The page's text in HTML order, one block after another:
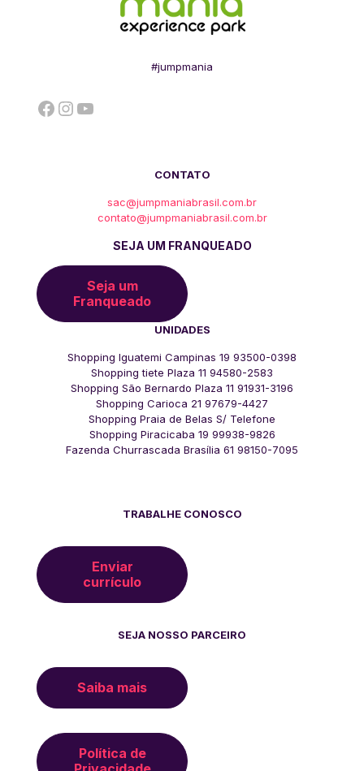
#jumpmania
Facebook
Instagram
YouTube
CONTATO
sac@jumpmaniabrasil.com.br
contato@jumpmaniabrasil.com.br
SEJA UM FRANQUEADO
Seja um
Franqueado
UNIDADES
Shopping Iguatemi Campinas 19 93500-0398
Shopping tiete Plaza 11 94580-2583
Shopping São Bernardo Plaza 11 91931-3196
Shopping Carioca 21 97679-4427
Shopping Praia de Belas S/ Telefone
Shopping Piracicaba 19 99938-9826
Fazenda Churrascada Brasília 61 98150-7095
TRABALHE CONOSCO
Enviar
currículo
SEJA NOSSO PARCEIRO
Saiba mais
Política de